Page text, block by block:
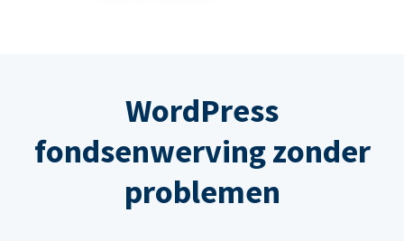
WordPress
fondsenwerving zonder
problemen